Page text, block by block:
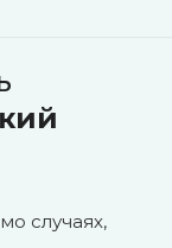
случаях,